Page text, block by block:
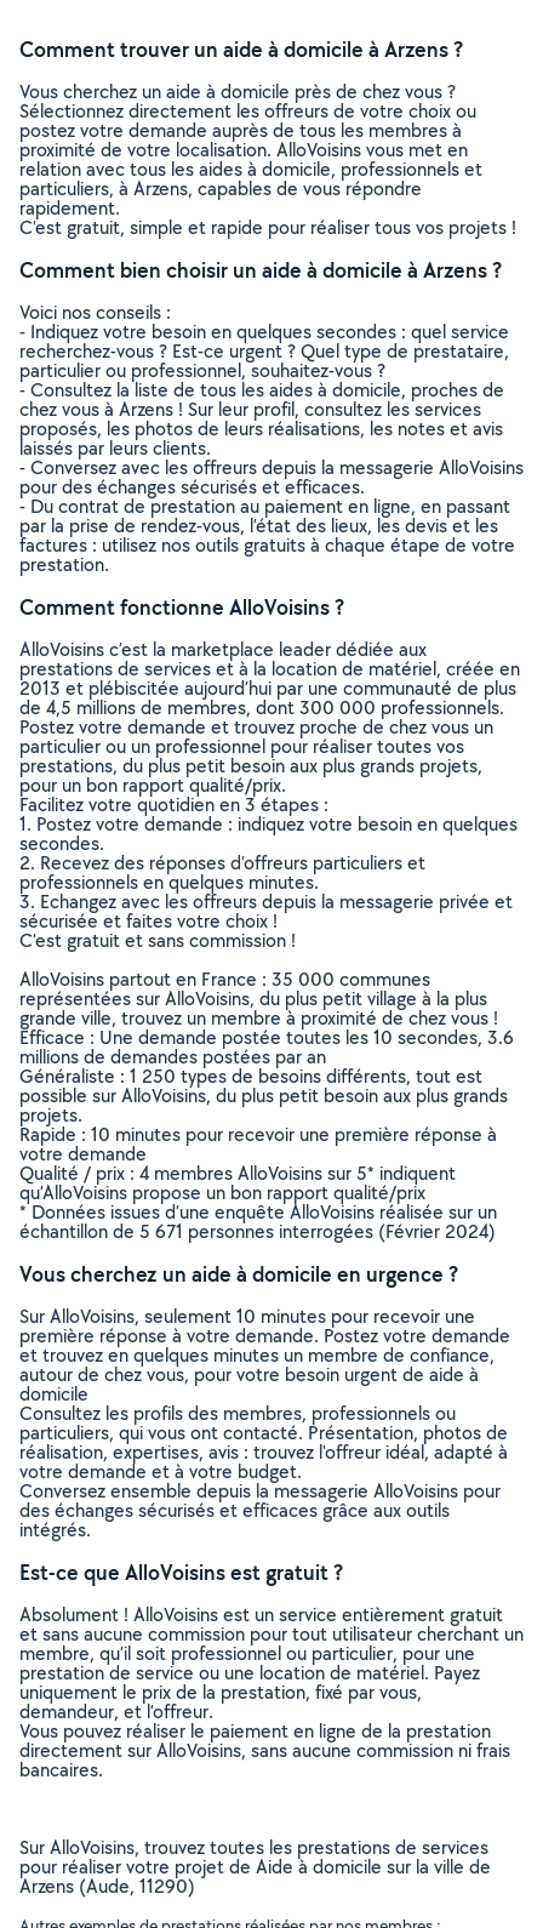
Comment trouver un aide à domicile à Arzens ?
Vous cherchez un aide à domicile près de chez vous ?
Sélectionnez directement les offreurs de votre choix ou
postez votre demande auprès de tous les membres à
proximité de votre localisation. AlloVoisins vous met en
relation avec tous les aides à domicile, professionnels et
particuliers, à Arzens, capables de vous répondre
rapidement.
C’est gratuit, simple et rapide pour réaliser tous vos projets !
Comment bien choisir un aide à domicile à Arzens ?
Voici nos conseils :
- Indiquez votre besoin en quelques secondes : quel service
recherchez-vous ? Est-ce urgent ? Quel type de prestataire,
particulier ou professionnel, souhaitez-vous ?
- Consultez la liste de tous les aides à domicile, proches de
chez vous à Arzens ! Sur leur profil, consultez les services
proposés, les photos de leurs réalisations, les notes et avis
laissés par leurs clients.
- Conversez avec les offreurs depuis la messagerie AlloVoisins
pour des échanges sécurisés et efficaces.
- Du contrat de prestation au paiement en ligne, en passant
par la prise de rendez-vous, l’état des lieux, les devis et les
factures : utilisez nos outils gratuits à chaque étape de votre
prestation.
Comment fonctionne AlloVoisins ?
AlloVoisins c’est la marketplace leader dédiée aux
prestations de services et à la location de matériel, créée en
2013 et plébiscitée aujourd’hui par une communauté de plus
de 4,5 millions de membres, dont 300 000 professionnels.
Postez votre demande et trouvez proche de chez vous un
particulier ou un professionnel pour réaliser toutes vos
prestations, du plus petit besoin aux plus grands projets,
pour un bon rapport qualité/prix.
Facilitez votre quotidien en 3 étapes :
1. Postez votre demande : indiquez votre besoin en quelques
secondes.
2. Recevez des réponses d’offreurs particuliers et
professionnels en quelques minutes.
3. Echangez avec les offreurs depuis la messagerie privée et
sécurisée et faites votre choix !
C’est gratuit et sans commission !
AlloVoisins partout en France : 35 000 communes
représentées sur AlloVoisins, du plus petit village à la plus
grande ville, trouvez un membre à proximité de chez vous !
Efficace : Une demande postée toutes les 10 secondes, 3.6
millions de demandes postées par an
Généraliste : 1 250 types de besoins différents, tout est
possible sur AlloVoisins, du plus petit besoin aux plus grands
projets.
Rapide : 10 minutes pour recevoir une première réponse à
votre demande
Qualité / prix : 4 membres AlloVoisins sur 5* indiquent
qu’AlloVoisins propose un bon rapport qualité/prix
* Données issues d’une enquête AlloVoisins réalisée sur un
échantillon de 5 671 personnes interrogées (Février 2024)
Vous cherchez un aide à domicile en urgence ?
Sur AlloVoisins, seulement 10 minutes pour recevoir une
première réponse à votre demande. Postez votre demande
et trouvez en quelques minutes un membre de confiance,
autour de chez vous, pour votre besoin urgent de aide à
domicile
Consultez les profils des membres, professionnels ou
particuliers, qui vous ont contacté. Présentation, photos de
réalisation, expertises, avis : trouvez l'offreur idéal, adapté à
votre demande et à votre budget.
Conversez ensemble depuis la messagerie AlloVoisins pour
des échanges sécurisés et efficaces grâce aux outils
intégrés.
Est-ce que AlloVoisins est gratuit ?
Absolument ! AlloVoisins est un service entièrement gratuit
et sans aucune commission pour tout utilisateur cherchant un
membre, qu’il soit professionnel ou particulier, pour une
prestation de service ou une location de matériel. Payez
uniquement le prix de la prestation, fixé par vous,
demandeur, et l’offreur.
Vous pouvez réaliser le paiement en ligne de la prestation
directement sur AlloVoisins, sans aucune commission ni frais
bancaires.
Sur AlloVoisins, trouvez toutes les prestations de services
pour réaliser votre projet de Aide à domicile sur la ville de
Arzens (Aude, 11290)